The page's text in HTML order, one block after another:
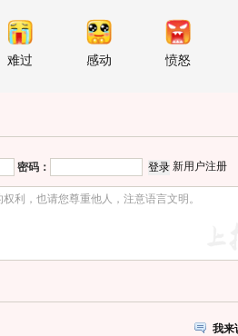
难过 感动 愤怒
密码： 新用户注册
我来